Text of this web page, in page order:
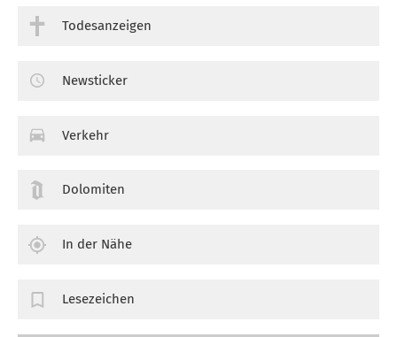
Todesanzeigen
Newsticker
Verkehr
Dolomiten
In der Nähe
Lesezeichen